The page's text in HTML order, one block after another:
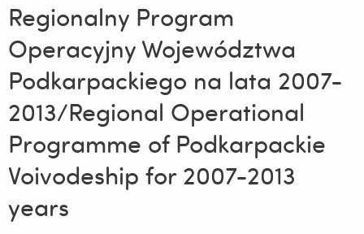
Regionalny Program
Operacyjny Województwa
Podkarpackiego na lata 2007-
2013/Regional Operational
Programme of Podkarpackie
Voivodeship for 2007-2013
years